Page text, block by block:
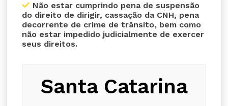
Não estar cumprindo pena de suspensão
do direito de dirigir, cassação da CNH, pena
decorrente de crime de trânsito, bem como
não estar impedido judicialmente de exercer
seus direitos.
Santa Catarina